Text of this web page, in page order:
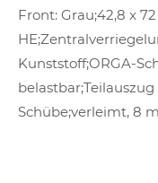
Front: Grau;42,8 x
Kunststoff;ORGA-
Schübe;verleimt, 8